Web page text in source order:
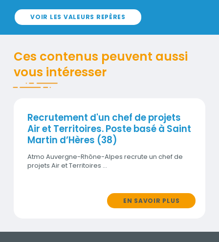
VOIR LES VALEURS REPÈRES
Ces contenus peuvent aussi
vous intéresser
Recrutement d'un chef de projets
Air et Territoires. Poste basé à Saint
Martin d’Hères (38)
Atmo Auvergne-Rhône-Alpes recrute un chef de
projets Air et Territoires …
EN SAVOIR PLUS